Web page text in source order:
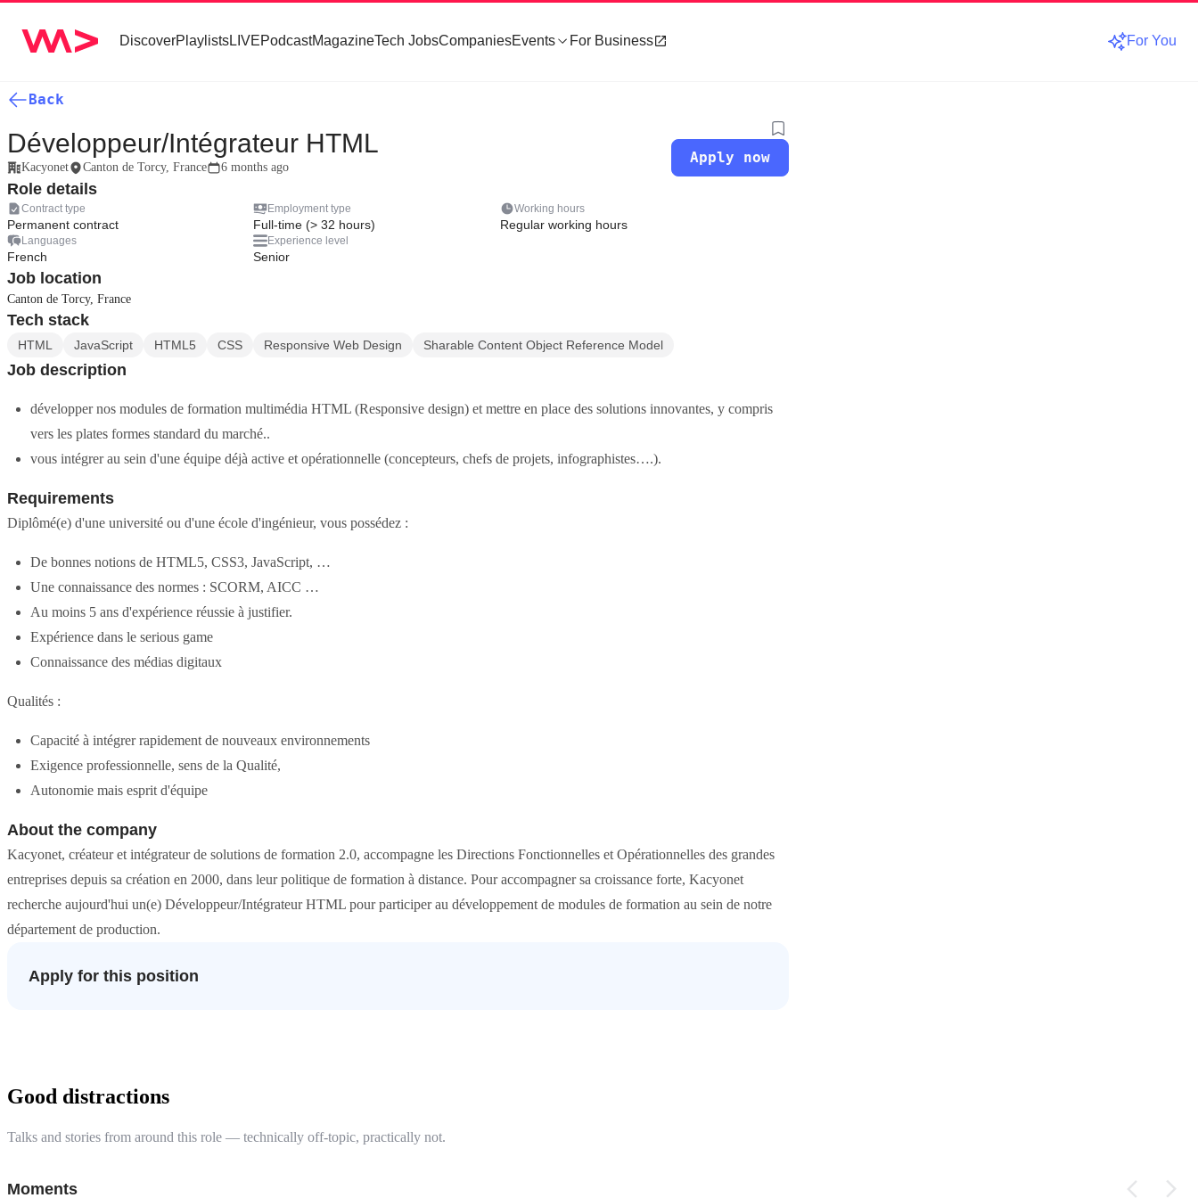
DiscoverPlaylistsLIVEPodcastMagazineTech JobsCompaniesEvents For Business For You
Back
Développeur/Intégrateur HTML
Kacyonet Canton de Torcy, France 6 months ago
Apply now
Role details
Contract type
Permanent contract
Employment type
Full-time (> 32 hours)
Working hours
Regular working hours
Languages
French
Experience level
Senior
Job location
Canton de Torcy, France
Tech stack
HTML JavaScript HTML5 CSS Responsive Web Design Sharable Content Object Reference Model
Job description
développer nos modules de formation multimédia HTML (Responsive design) et mettre en place des solutions innovantes, y compris
vers les plates formes standard du marché..
vous intégrer au sein d'une équipe déjà active et opérationnelle (concepteurs, chefs de projets, infographistes….).
Requirements
Diplômé(e) d'une université ou d'une école d'ingénieur, vous possédez :
De bonnes notions de HTML5, CSS3, JavaScript, …
Une connaissance des normes : SCORM, AICC …
Au moins 5 ans d'expérience réussie à justifier.
Expérience dans le serious game
Connaissance des médias digitaux
Qualités :
Capacité à intégrer rapidement de nouveaux environnements
Exigence professionnelle, sens de la Qualité,
Autonomie mais esprit d'équipe
About the company
Kacyonet, créateur et intégrateur de solutions de formation 2.0, accompagne les Directions Fonctionnelles et Opérationnelles des grandes
entreprises depuis sa création en 2000, dans leur politique de formation à distance. Pour accompagner sa croissance forte, Kacyonet
recherche aujourd'hui un(e) Développeur/Intégrateur HTML pour participer au développement de modules de formation au sein de notre
département de production.
Apply for this position
Good distractions
Talks and stories from around this role — technically off-topic, practically not.
Moments